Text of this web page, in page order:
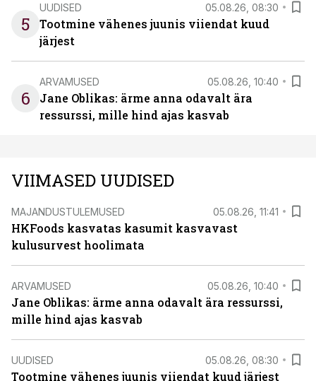
5
UUDISED 05.08.26, 08:30
Tootmine vähenes juunis viiendat kuud
järjest
6
ARVAMUSED 05.08.26, 10:40
Jane Oblikas: ärme anna odavalt ära
ressurssi, mille hind ajas kasvab
VIIMASED UUDISED
MAJANDUSTULEMUSED 05.08.26, 11:41
HKFoods kasvatas kasumit kasvavast
kulusurvest hoolimata
ARVAMUSED 05.08.26, 10:40
Jane Oblikas: ärme anna odavalt ära ressurssi,
mille hind ajas kasvab
UUDISED 05.08.26, 08:30
Tootmine vähenes juunis viiendat kuud järjest